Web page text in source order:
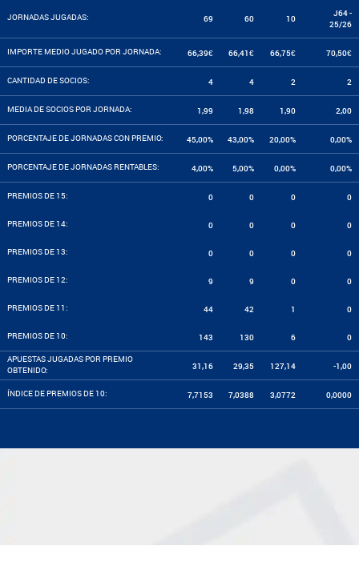
JORNADAS JUGADAS: 69 60 10
J64 -
25/26
IMPORTE MEDIO JUGADO POR JORNADA: 66,39€ 66,41€ 66,75€ 70,50€
CANTIDAD DE SOCIOS: 4 4 2 2
MEDIA DE SOCIOS POR JORNADA: 1,99 1,98 1,90 2,00
PORCENTAJE DE JORNADAS CON PREMIO: 45,00% 43,00% 20,00% 0,00%
PORCENTAJE DE JORNADAS RENTABLES: 4,00% 5,00% 0,00% 0,00%
PREMIOS DE 15: 0 0 0 0
PREMIOS DE 14: 0 0 0 0
PREMIOS DE 13: 0 0 0 0
PREMIOS DE 12: 9 9 0 0
PREMIOS DE 11: 44 42 1 0
PREMIOS DE 10: 143 130 6 0
APUESTAS JUGADAS POR PREMIO
OBTENIDO:
31,16 29,35 127,14 -1,00
ÍNDICE DE PREMIOS DE 10: 7,7153 7,0388 3,0772 0,0000